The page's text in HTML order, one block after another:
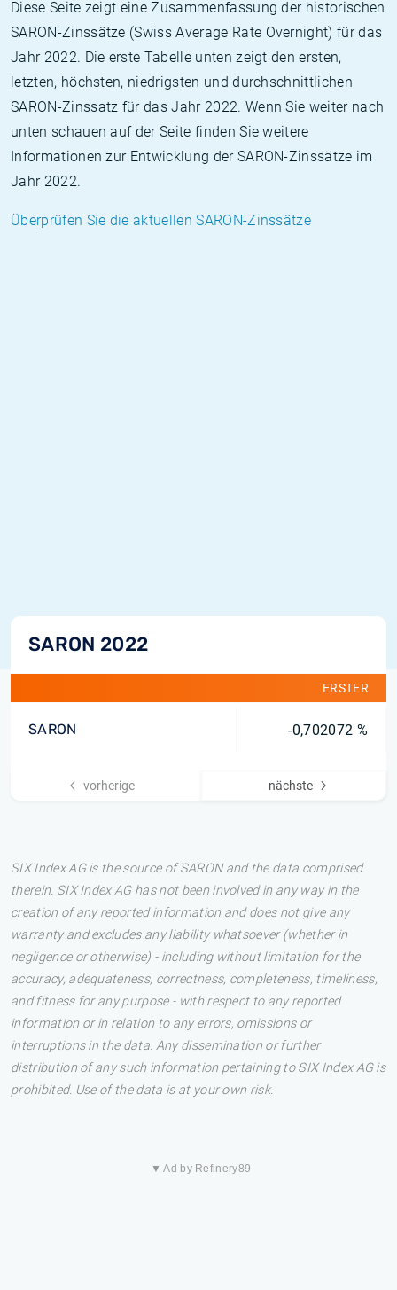
Diese Seite zeigt eine Zusammenfassung der historischen
SARON-Zinssätze (Swiss Average Rate Overnight) für das
Jahr 2022. Die erste Tabelle unten zeigt den ersten,
letzten, höchsten, niedrigsten und durchschnittlichen
SARON-Zinssatz für das Jahr 2022. Wenn Sie weiter nach
unten schauen auf der Seite finden Sie weitere
Informationen zur Entwicklung der SARON-Zinssätze im
Jahr 2022.
Überprüfen Sie die aktuellen SARON-Zinssätze
SARON 2022
ERSTER
SARON -0,702072 %
vorherige nächste
SIX Index AG is the source of SARON and the data comprised
therein. SIX Index AG has not been involved in any way in the
creation of any reported information and does not give any
warranty and excludes any liability whatsoever (whether in
negligence or otherwise) - including without limitation for the
accuracy, adequateness, correctness, completeness, timeliness,
and fitness for any purpose - with respect to any reported
information or in relation to any errors, omissions or
interruptions in the data. Any dissemination or further
distribution of any such information pertaining to SIX Index AG is
prohibited. Use of the data is at your own risk.
▼ Ad by Refinery89